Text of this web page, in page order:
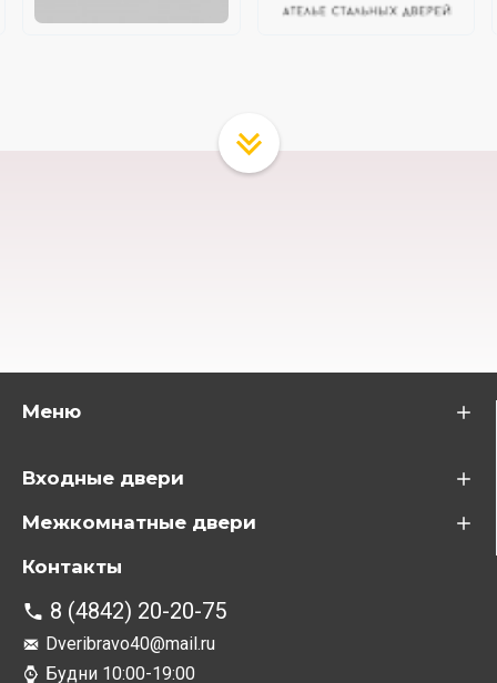
Меню
Входные двери
Межкомнатные двери
Контакты
8 (4842) 20-20-75
Dveribravo40@mail.ru
Будни 10:00-19:00